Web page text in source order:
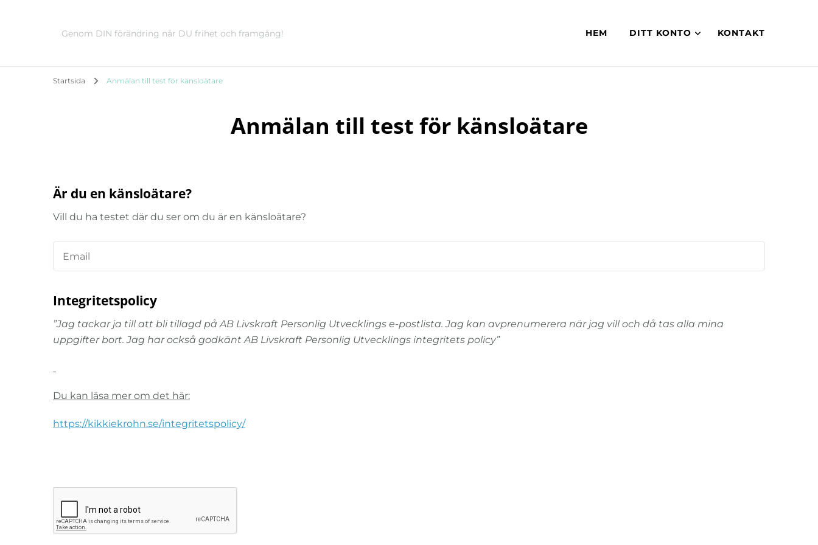
Genom DIN förändring når DU frihet och framgång! HEM DITT KONTO KONTAKT
Startsida Anmälan till test för känsloätare
Anmälan till test för känsloätare
Är du en känsloätare?
Vill du ha testet där du ser om du är en känsloätare?
Integritetspolicy
”Jag tackar ja till att bli tillagd på AB Livskraft Personlig Utvecklings e-postlista. Jag kan avprenumerera när jag vill och då tas alla mina
uppgifter bort.Jag har också godkänt AB Livskraft Personlig Utvecklings integritets policy”
Du kan läsa mer om det här:
https://kikkiekrohn.se/integritetspolicy/